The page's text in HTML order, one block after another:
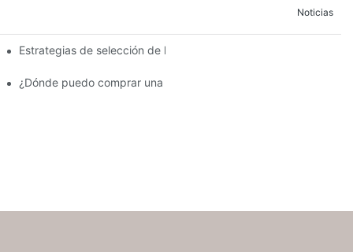
Noticias
y mitigación
Estrategias de selección de lino para climas extremos: zonas
¿Dónde puedo comprar una manta y un juego de cama de